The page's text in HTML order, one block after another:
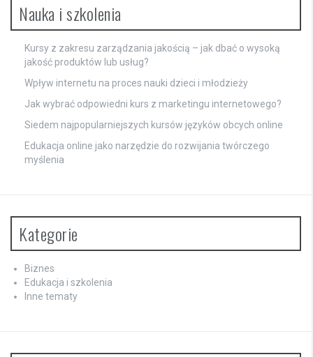
Nauka i szkolenia
Kursy z zakresu zarządzania jakością – jak dbać o wysoką
jakość produktów lub usług?
Wpływ internetu na proces nauki dzieci i młodzieży
Jak wybrać odpowiedni kurs z marketingu internetowego?
Siedem najpopularniejszych kursów języków obcych online
Edukacja online jako narzędzie do rozwijania twórczego
myślenia
Kategorie
Biznes
Edukacja i szkolenia
Inne tematy